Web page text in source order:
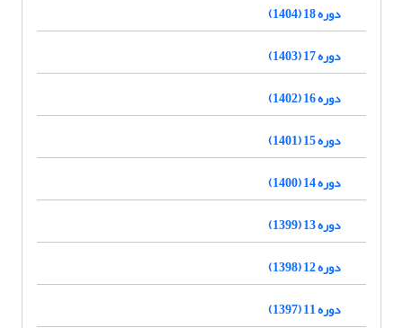
دوره 18 (1404)
دوره 17 (1403)
دوره 16 (1402)
دوره 15 (1401)
دوره 14 (1400)
دوره 13 (1399)
دوره 12 (1398)
دوره 11 (1397)